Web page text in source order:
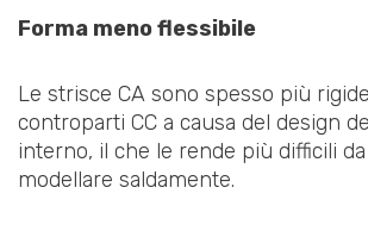
Forma meno flessibile
Le strisce CA sono spesso più
controparti CC a causa del design
interno, il che le rende più difficili
modellare saldamente.